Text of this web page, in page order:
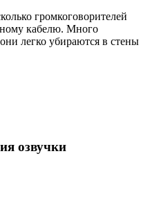
громкоговорителей
кабелю. Много
легко убираются в стены
озвучки